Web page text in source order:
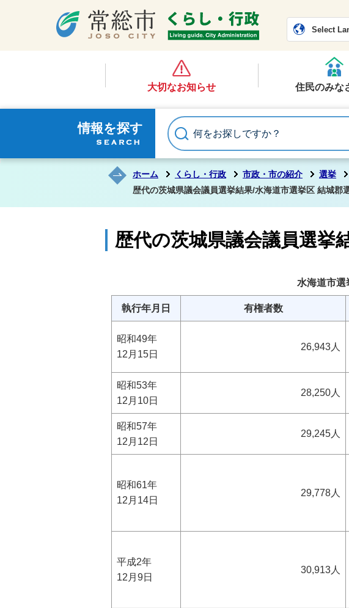
Select
大切なお知らせ 住民のみな
情報を探す
ホーム くらし・行政 市政・市の紹介 選挙
歴代の茨城県議会議員選挙結果/水海道市選挙区 結城郡
歴代の茨城県議会議員選挙
水海道市選
執行年月日 有権者数
昭和49年
12月15日
26,943人
昭和53年
12月10日
28,250人
昭和57年
12月12日
29,245人
昭和61年
12月14日
29,778人
平成2年
12月9日
30,913人